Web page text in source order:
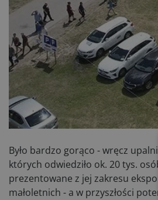
Było bardzo gorąco - wręcz
których odwiedziło ok. 20 tys.
prezentowane z jej zakresu
małoletnich - a w przyszłości